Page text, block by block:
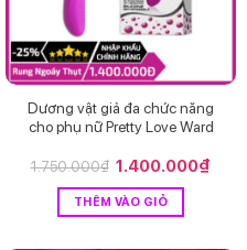
Dương vật giả đa chức năng
cho phụ nữ Pretty Love Ward
1.750.000₫ Giá
là:
1.750.000₫.
1.400.000₫
THÊM VÀO GIỎ